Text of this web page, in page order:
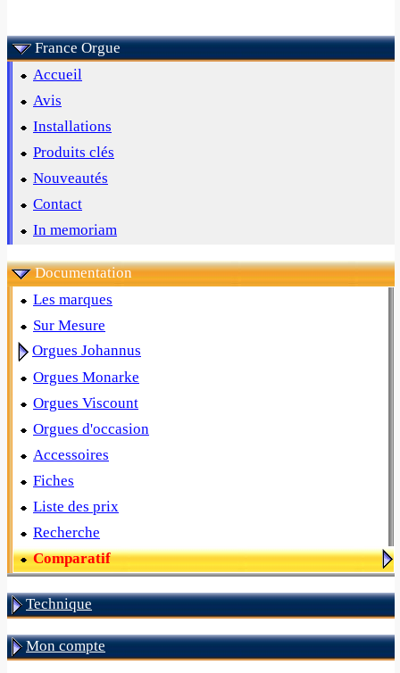
France Orgue
Accueil
Avis
Installations
Produits clés
Nouveautés
Contact
In memoriam
Documentation
Les marques
Sur Mesure
Orgues Johannus
Orgues Monarke
Orgues Viscount
Orgues d'occasion
Accessoires
Fiches
Liste des prix
Recherche
Comparatif
Technique
Mon compte